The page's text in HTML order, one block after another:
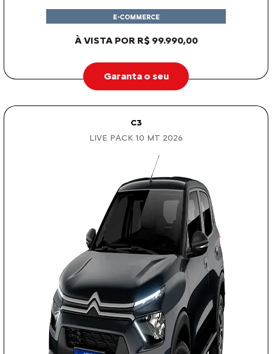
À VISTA POR R$ 99.990,00
E-COMMERCE
Garanta o seu
C3
LIVE PACK 1.0 MT 2026